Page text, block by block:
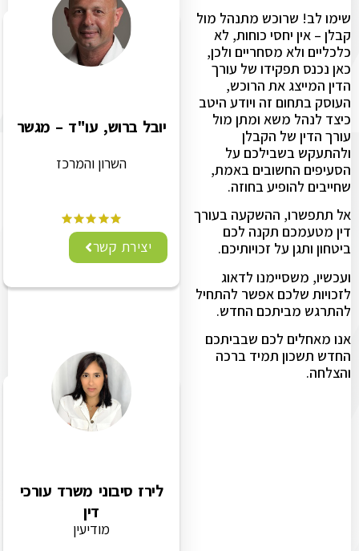
שימו לב! שרוכש מתנהל מול
קבלן – אין יחסי כוחות, לא
כלכליים ולא מסחריים ולכן,
כאן נכנס תפקידו של עורך
הדין המייצג את הרוכש,
העוסק בתחום זה ויודע היטב
כיצד לנהל משא ומתן מול
עורך הדין של הקבלן
ולהתעקש בשבילכם על
הסעיפים החשובים באמת,
שחייבים להופיע בחוזה.
אל תתפשרו, ההשקעה בעורך
דין מטעמכם תקנה לכם
ביטחון ותגן על זכויותיכם.
ועכשיו, משסיימנו לדאוג
לזכויות שלכם אפשר להתחיל
להתרגש מביתכם החדש.
אנו מאחלים לכם שבביתכם
החדש תשכון תמיד ברכה
והצלחה.
יובל ברוש, עו"ד – מגשר
השרון והמרכז
יצירת קשר
לירז סיבוני משרד עורכי
דין
מודיעין